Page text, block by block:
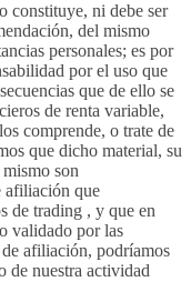
constituye, ni debe ser
del mismo
personales; es por
por el uso que
que de ello se
de renta variable,
comprende, o trate de
que dicho material, su
son
afiliación que
de trading , y que en
validado por las
afiliación, podríamos
de nuestra actividad